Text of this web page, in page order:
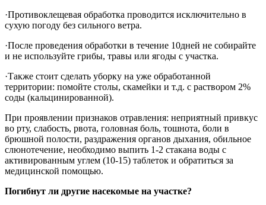
·Противоклещевая обработка проводится исключительно в
сухую погоду без сильного ветра.
·После проведения обработки в течение 10дней не собирайте
и не используйте грибы, травы или ягоды с участка.
·Также стоит сделать уборку на уже обработанной
территории: помойте столы, скамейки и т.д. с раствором 2%
соды (кальцинированной).
При проявлении признаков отравления: неприятный привкус
во рту, слабость, рвота, головная боль, тошнота, боли в
брюшной полости, раздражения органов дыхания, обильное
слюнотечение, необходимо выпить 1-2 стакана воды с
активированным углем (10-15) таблеток и обратиться за
медицинской помощью.
Погибнут ли другие насекомые на участке?